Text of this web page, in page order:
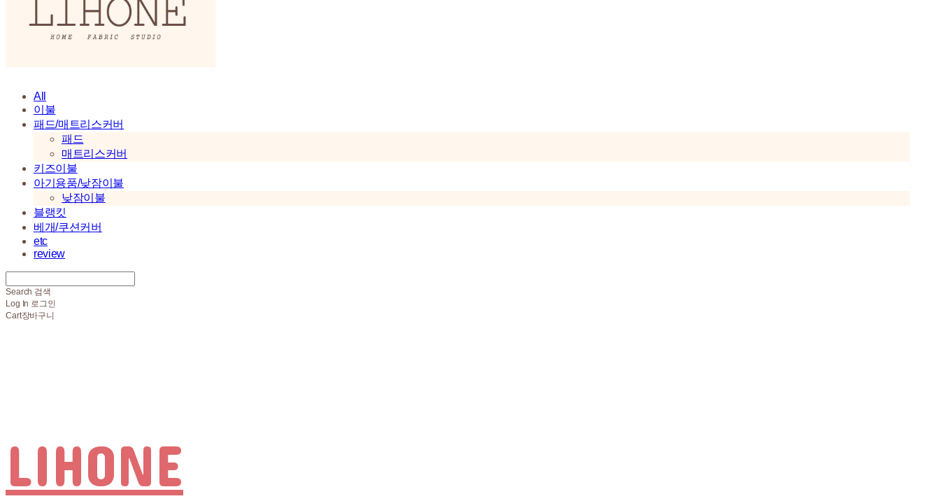
All
이불
패드/매트리스커버
패드
매트리스커버
키즈이불
아기용품/낮잠이불
낮잠이불
블랭킷
베개/쿠션커버
etc
review
Search 검색
Log In 로그인
Cart장바구니
LIHONE